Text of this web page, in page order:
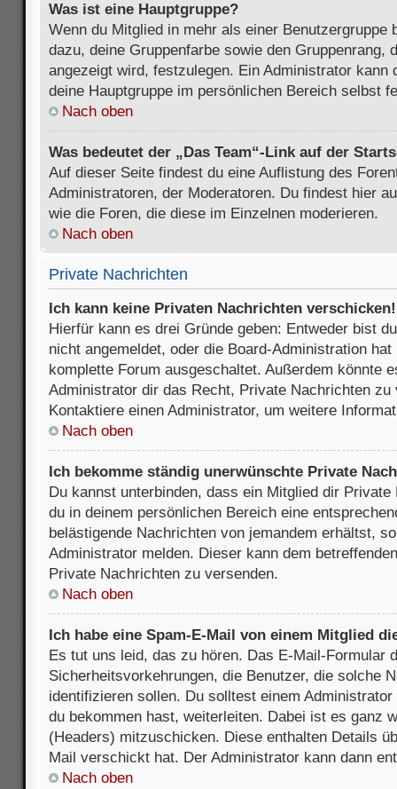
Was ist eine Hauptgruppe?
Wenn du Mitglied in mehr als einer Benutzergruppe
dazu, deine Gruppenfarbe sowie den Gruppenrang,
angezeigt wird, festzulegen. Ein Administrator kann
deine Hauptgruppe im persönlichen Bereich selbst
Nach oben
Was bedeutet der „Das Team“-Link auf der
Auf dieser Seite findest du eine Auflistung des
Administratoren, der Moderatoren. Du findest hier
wie die Foren, die diese im Einzelnen moderieren.
Nach oben
Private Nachrichten
Ich kann keine Privaten Nachrichten verschicken!
Hierfür kann es drei Gründe geben: Entweder bist
nicht angemeldet, oder die Board-Administration
komplette Forum ausgeschaltet. Außerdem könnte
Administrator dir das Recht, Private Nachrichten
Kontaktiere einen Administrator, um weitere
Nach oben
Ich bekomme ständig unerwünschte Private
Du kannst unterbinden, dass ein Mitglied dir
du in deinem persönlichen Bereich eine
belästigende Nachrichten von jemandem erhältst,
Administrator melden. Dieser kann dem
Private Nachrichten zu versenden.
Nach oben
Ich habe eine Spam-E-Mail von einem Mitglied
Es tut uns leid, das zu hören. Das E-Mail-Formular
Sicherheitsvorkehrungen, die Benutzer, die solche
identifizieren sollen. Du solltest einem
du bekommen hast, weiterleiten. Dabei ist es ganz
(Headers) mitzuschicken. Diese enthalten Details
Mail verschickt hat. Der Administrator kann dann
Nach oben